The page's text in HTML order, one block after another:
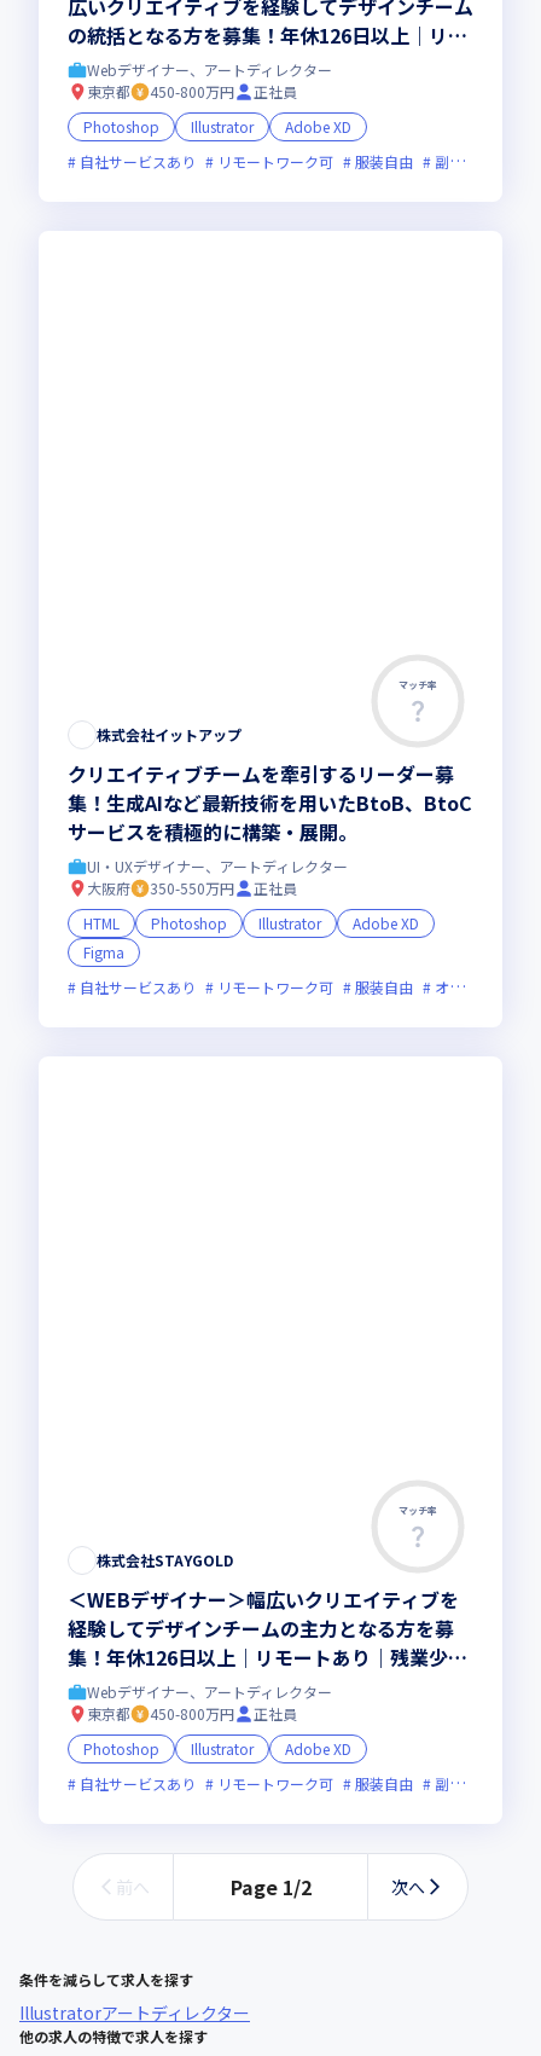
広いクリエイティブを経験してデザインチーム
の統括となる方を募集！年休126日以上｜リモ
ートあり｜残業少なめ
Webデザイナー、アートディレクター
東京都
450-800万円
正社員
Photoshop
Illustrator
Adobe XD
自社サービスあり
リモートワーク可 服装自由 副業可
マッチ率
株式会社イットアップ
クリエイティブチームを牽引するリーダー募
集！生成AIなど最新技術を用いたBtoB、BtoC
サービスを積極的に構築・展開。
UI・UXデザイナー、アートディレクター
大阪府
350-550万円
正社員
HTML
Photoshop Illustrator
Adobe XD
Figma
自社サービスあり
リモートワーク可 服装自由 オンライン選考可
マッチ率
株式会社STAYGOLD
＜WEBデザイナー＞幅広いクリエイティブを
経験してデザインチームの主力となる方を募
集！年休126日以上｜リモートあり｜残業少な
めWebデザイナー、アートディレクター
東京都
450-800万円
正社員
Photoshop
Illustrator
Adobe XD
自社サービスあり
リモートワーク可 服装自由 副業可
前へ Page 1/2 次へ
条件を減らして求人を探す
Illustratorアートディレクター
他の求人の特徴で求人を探す